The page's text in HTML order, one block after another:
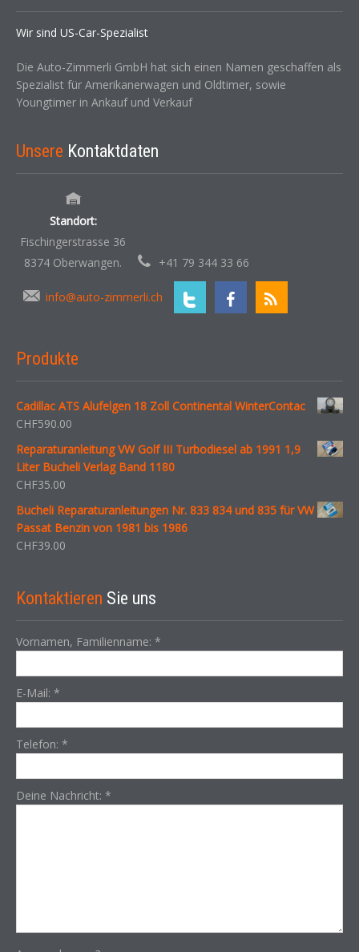
Wir sind US-Car-Spezialist
Die Auto-Zimmerli GmbH hat sich einen Namen geschaffen als
Spezialist für Amerikanerwagen und Oldtimer, sowie
Youngtimer in Ankauf und Verkauf
Unsere Kontaktdaten
Standort:
Fischingerstrasse 36
8374 Oberwangen.
+41 79 344 33 66
info@auto-zimmerli.ch
Produkte
Cadillac ATS Alufelgen 18 Zoll Continental WinterContac
CHF590.00
Reparaturanleitung VW Golf III Turbodiesel ab 1991 1,9
Liter Bucheli Verlag Band 1180
CHF35.00
Bucheli Reparaturanleitungen Nr. 833 834 und 835 für VW
Passat Benzin von 1981 bis 1986
CHF39.00
Kontaktieren Sie uns
Vornamen, Familienname: *
E-Mail: *
Telefon: *
Deine Nachricht: *